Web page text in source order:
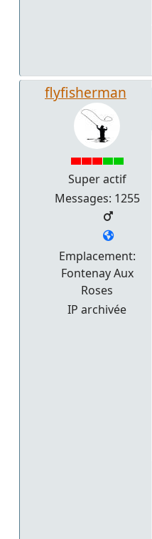
flyfisherman
Super actif
Messages: 1255
Emplacement:
Fontenay Aux
Roses
IP archivée